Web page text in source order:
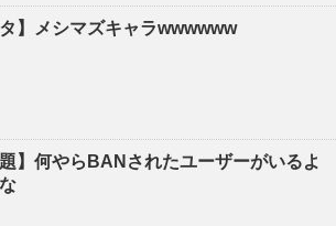
タ】メシマズキャラwwwwww
題】何やらBANされたユーザーがいるよ